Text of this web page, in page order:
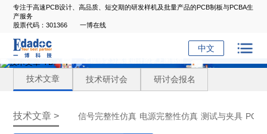
专注于高速PCB设计、高品质、短交期的研发样机及批量产品的PCB制板与PCBA生
产服务
股票代码：301366
一博在线
中文
技术文章 技术研讨会 研讨会报名
技术文章 > 信号完整性仿真 电源完整性仿真 测试与夹具 PCB